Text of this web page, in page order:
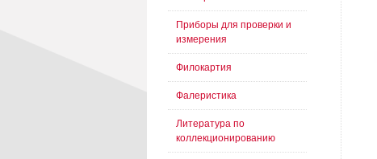
Приборы для проверки и
измерения
Филокартия
Фалеристика
Литература по
коллекционированию